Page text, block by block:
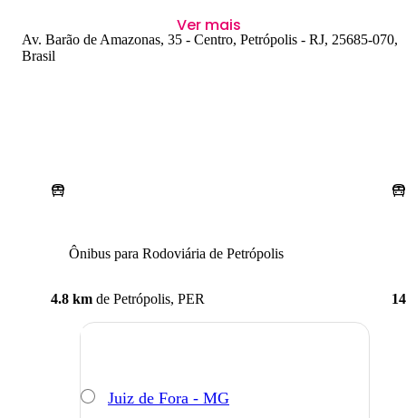
Ver mais
Av. Barão de Amazonas, 35 - Centro, Petrópolis - RJ, 25685-070,
Brasil
Ônibus para Rodoviária de Petrópolis
4.8 km de Petrópolis, PER
Juiz de Fora - MG